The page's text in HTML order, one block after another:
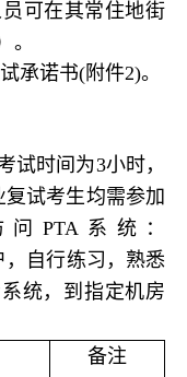
可在其常住地街
。
承诺书(附件2)。
试时间为3小时，
复试考生均需参加
PTA系统：
，自行练习，熟悉
统，到指定机房
备注